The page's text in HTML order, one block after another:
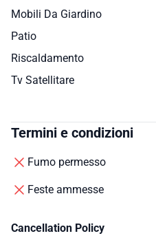
Mobili Da Giardino
Patio
Riscaldamento
Tv Satellitare
Termini e condizioni
Fumo permesso
Feste ammesse
Cancellation Policy